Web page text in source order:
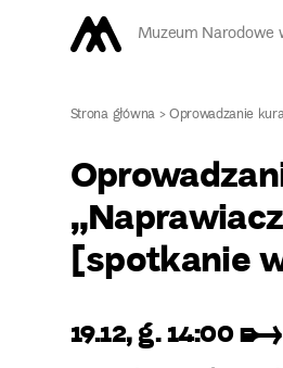
Muzeum Narodowe
Strona główna>Oprowadzanie
[spotkanie
19.12, g. 14:00